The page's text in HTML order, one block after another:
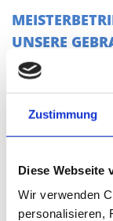
Zustimmung
Diese Webseite
Wir verwenden
personalisieren,
UNSERE